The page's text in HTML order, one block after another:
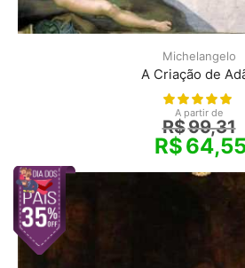
Michelangelo
A Criação de
A partir de
R$99,31
R$